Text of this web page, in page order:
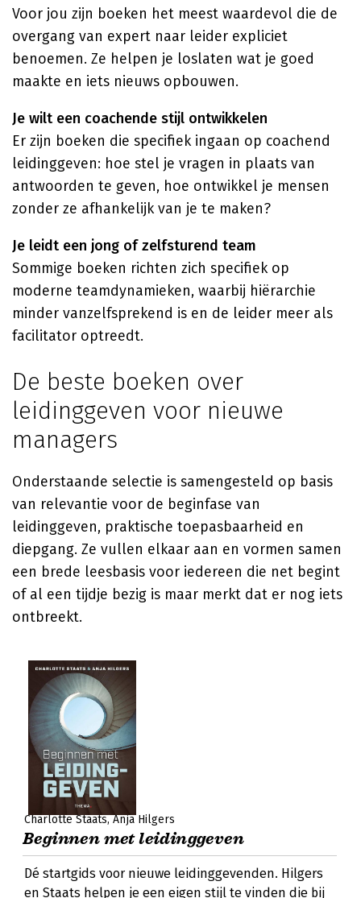
Voor jou zijn boeken het meest waardevol die de
overgang van expert naar leider expliciet
benoemen. Ze helpen je loslaten wat je goed
maakte en iets nieuws opbouwen.
Je wilt een coachende stijl ontwikkelen
Er zijn boeken die specifiek ingaan op coachend
leidinggeven: hoe stel je vragen in plaats van
antwoorden te geven, hoe ontwikkel je mensen
zonder ze afhankelijk van je te maken?
Je leidt een jong of zelfsturend team
Sommige boeken richten zich specifiek op
moderne teamdynamieken, waarbij hiërarchie
minder vanzelfsprekend is en de leider meer als
facilitator optreedt.
De beste boeken over
leidinggeven voor nieuwe
managers
Onderstaande selectie is samengesteld op basis
van relevantie voor de beginfase van
leidinggeven, praktische toepasbaarheid en
diepgang. Ze vullen elkaar aan en vormen samen
een brede leesbasis voor iedereen die net begint
of al een tijdje bezig is maar merkt dat er nog iets
ontbreekt.
Charlotte Staats Anja Hilgers
Beginnen met leidinggeven
Dé startgids voor nieuwe leidinggevenden. Hilgers
en Staats helpen je een eigen stijl te vinden die bij